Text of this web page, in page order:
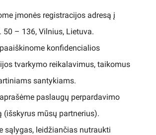
įmonės registracijos adresą į
50 – 136, Vilnius, Lietuva.
konfidencialios
tvarkymo reikalavimus, taikomus
santykiams.
paslaugų perpardavimo
(išskyrus mūsų partnerius).
sąlygas, leidžiančias nutraukti